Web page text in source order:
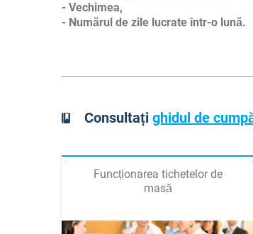
- Vechimea,
- Numărul de zile lucrate într-o lună.
Consultațighidul de
Funcționarea tichetelor de
masă